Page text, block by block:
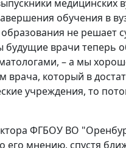
медицинских
обучения в
не
врачи теперь
– а мы
который в
учреждения, то
ФГБОУ ВО
его мнению, спустя